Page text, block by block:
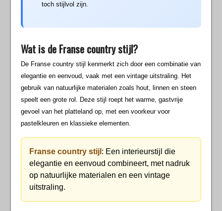
toch stijlvol zijn.
Wat is de Franse country stijl?
De Franse country stijl kenmerkt zich door een combinatie van
elegantie en eenvoud, vaak met een vintage uitstraling. Het
gebruik van natuurlijke materialen zoals hout, linnen en steen
speelt een grote rol. Deze stijl roept het warme, gastvrije
gevoel van het platteland op, met een voorkeur voor
pastelkleuren en klassieke elementen.
Franse country stijl : Een interieurstijl die
elegantie en eenvoud combineert, met nadruk
op natuurlijke materialen en een vintage
uitstraling.